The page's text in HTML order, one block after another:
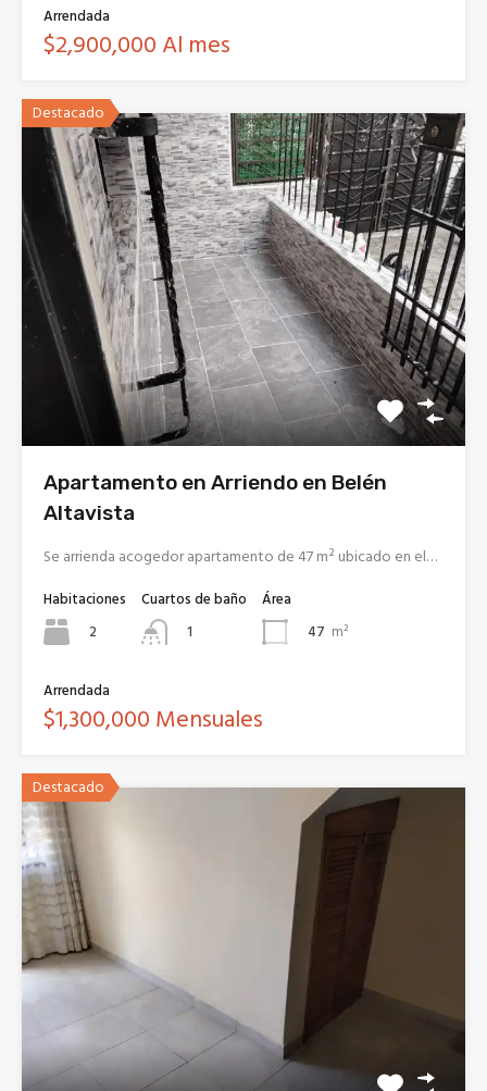
Arrendada
$2,900,000 Al mes
Destacado
Apartamento en Arriendo en Belén
Altavista
Se arrienda acogedor apartamento de 47 m² ubicado en el…
Habitaciones
2
Cuartos de baño
1
Área
47 m²
Arrendada
$1,300,000 Mensuales
Destacado